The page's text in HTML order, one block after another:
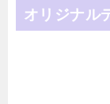
オリジナル